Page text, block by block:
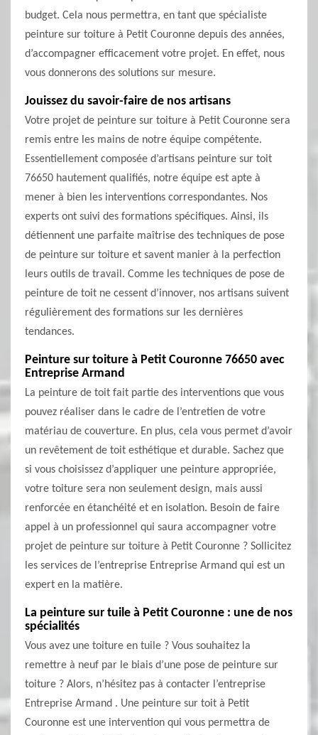
budget. Cela nous permettra, en tant que spécialiste
peinture sur toiture à Petit Couronne depuis des années,
d’accompagner efficacement votre projet. En effet, nous
vous donnerons des solutions sur mesure.
Jouissez du savoir-faire de nos artisans
Votre projet de peinture sur toiture à Petit Couronne sera
remis entre les mains de notre équipe compétente.
Essentiellement composée d’artisans peinture sur toit
76650 hautement qualifiés, notre équipe est apte à
mener à bien les interventions correspondantes. Nos
experts ont suivi des formations spécifiques. Ainsi, ils
détiennent une parfaite maîtrise des techniques de pose
de peinture sur toiture et savent manier à la perfection
leurs outils de travail. Comme les techniques de pose de
peinture de toit ne cessent d’innover, nos artisans suivent
régulièrement des formations sur les dernières
tendances.
Peinture sur toiture à Petit Couronne 76650 avec
Entreprise Armand
La peinture de toit fait partie des interventions que vous
pouvez réaliser dans le cadre de l’entretien de votre
matériau de couverture. En plus, cela vous permet d’avoir
un revêtement de toit esthétique et durable. Sachez que
si vous choisissez d’appliquer une peinture appropriée,
votre toiture sera non seulement design, mais aussi
renforcée en étanchéité et en isolation. Besoin de faire
appel à un professionnel qui saura accompagner votre
projet de peinture sur toiture à Petit Couronne ? Sollicitez
les services de l’entreprise Entreprise Armand qui est un
expert en la matière.
La peinture sur tuile à Petit Couronne : une de nos
spécialités
Vous avez une toiture en tuile ? Vous souhaitez la
remettre à neuf par le biais d’une pose de peinture sur
toiture ? Alors, n’hésitez pas à contacter l’entreprise
Entreprise Armand . Une peinture sur toit à Petit
Couronne est une intervention qui vous permettra de